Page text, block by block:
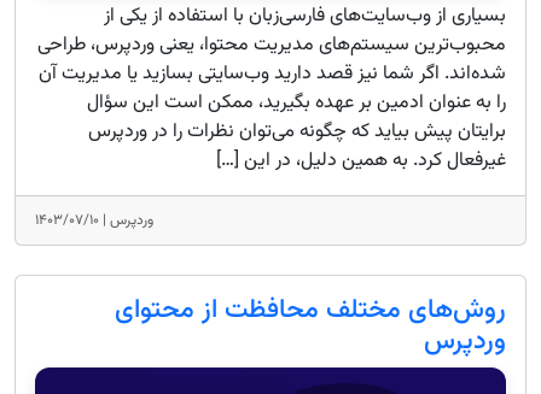
بسیاری از وب‌سایت‌های فارسی‌زبان با استفاده از یکی از
محبوب‌ترین سیستم‌های مدیریت محتوا، یعنی وردپرس، طراحی
شده‌اند. اگر شما نیز قصد دارید وب‌سایتی بسازید یا مدیریت آن
را به عنوان ادمین بر عهده بگیرید، ممکن است این سؤال
برایتان پیش بیاید که چگونه می‌توان نظرات را در وردپرس
غیرفعال کرد. به همین دلیل، در این […]
وردپرس | ۱۴۰۳/۰۷/۱۰
روش‌‌های مختلف محافظت از محتوای
وردپرس